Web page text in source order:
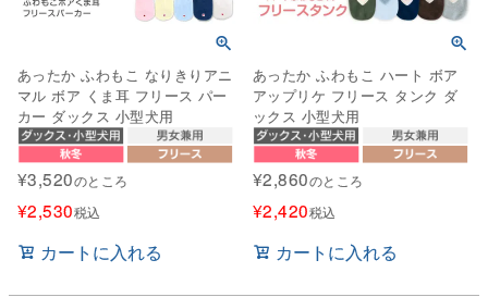
あったか ふわもこ なりきりアニ
マル ボア くま耳 フリース パー
カー ダックス 小型犬用
¥3,520のところ
¥2,530税込
カートに入れる
あったか ふわもこ ハート ボア
アップリケ フリース タンク ダ
ックス 小型犬用
¥2,860のところ
¥2,420税込
カートに入れる